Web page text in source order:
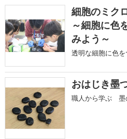
細胞のミク
～細胞に色
みよう～
透明な細胞に色
おはじき墨
職人から学ぶ 墨